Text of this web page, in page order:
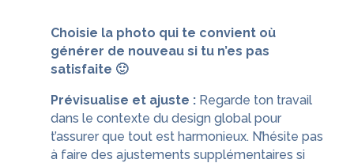
Choisie la photo qui te convient où
générer de nouveau si tu n’es pas
satisfaite 🙂
Prévisualise et ajuste :Regarde ton travail
dans le contexte du design global pour
t’assurer que tout est harmonieux. N’hésite pas
à faire des ajustements supplémentaires si